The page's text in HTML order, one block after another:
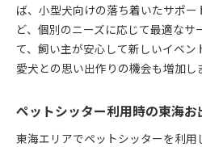
ば、小型犬向けの落ち着いたサポ
ど、個別のニーズに応じて最適なサ
て、飼い主が安心して新しいイベン
愛犬との思い出作りの機会も増加し
ペットシッター利用時の東海お
東海エリアでペットシッターを利